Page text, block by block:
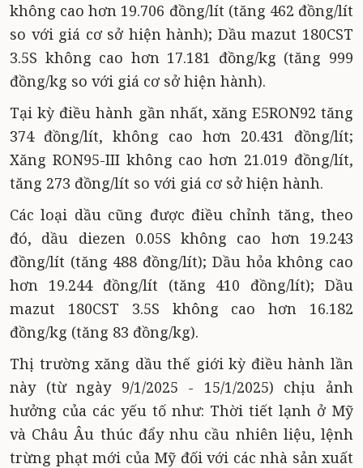
không cao hơn 19.706 đồng/lít (tăng 462 đồng/lít
so với giá cơ sở hiện hành); Dầu mazut 180CST
3.5S không cao hơn 17.181 đồng/kg (tăng 999
đồng/kg so với giá cơ sở hiện hành).
Tại kỳ điều hành gần nhất, xăng E5RON92 tăng
374 đồng/lít, không cao hơn 20.431 đồng/lít;
Xăng RON95-III không cao hơn 21.019 đồng/lít,
tăng 273 đồng/lít so với giá cơ sở hiện hành.
Các loại dầu cũng được điều chỉnh tăng, theo
đó, dầu diezen 0.05S không cao hơn 19.243
đồng/lít (tăng 488 đồng/lít); Dầu hỏa không cao
hơn 19.244 đồng/lít (tăng 410 đồng/lít); Dầu
mazut 180CST 3.5S không cao hơn 16.182
đồng/kg (tăng 83 đồng/kg).
Thị trường xăng dầu thế giới kỳ điều hành lần
này (từ ngày 9/1/2025 - 15/1/2025) chịu ảnh
hưởng của các yếu tố như: Thời tiết lạnh ở Mỹ
và Châu Âu thúc đẩy nhu cầu nhiên liệu, lệnh
trừng phạt mới của Mỹ đối với các nhà sản xuất